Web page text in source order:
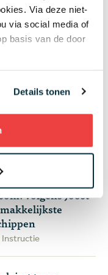
Via deze niet-
via social media of
basis van de door
Details tonen
Hawk: binnen vijf
volgens Joost
Instructie